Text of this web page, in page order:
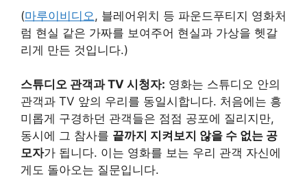
(마루이비디오, 블레어위치 등 파운드푸티지 영화처
럼 현실 같은 가짜를 보여주어 현실과 가상을 헷갈
리게 만든 것입니다.)
스튜디오 관객과 TV 시청자: 영화는 스튜디오 안의
관객과 TV 앞의 우리를 동일시합니다. 처음에는 흥
미롭게 구경하던 관객들은 점점 공포에 질리지만,
동시에 그 참사를 끝까지 지켜보지 않을 수 없는 공
모자가 됩니다. 이는 영화를 보는 우리 관객 자신에
게도 돌아오는 질문입니다.